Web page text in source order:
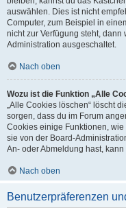
auswählen. Dies ist nicht
Computer, zum Beispiel in
nicht zur Verfügung steht,
Administration ausgeschaltet.
Nach oben
Wozu ist die Funktion „Alle
„Alle Cookies löschen“ löscht
sorgen, dass du im Forum
Cookies einige Funktionen, wie
sie von der Board-
An- oder Abmeldung hast,
Nach oben
Benutzerpräferenzen